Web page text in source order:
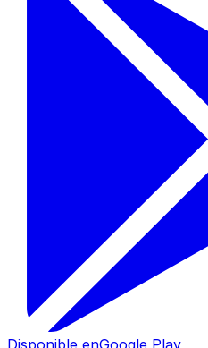
Disponible enGoogle Play